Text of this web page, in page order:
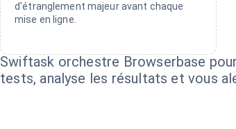
d'étranglement majeur avant chaque
mise en ligne.
Swiftask orchestre Browserbase
tests, analyse les résultats et vous